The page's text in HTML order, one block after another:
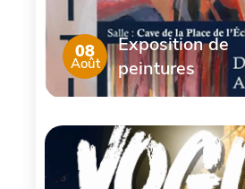
08
Août
Exposition de
peintures